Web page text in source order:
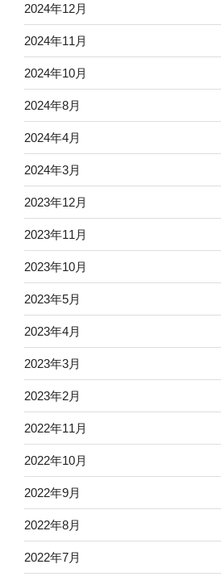
2024年12月
2024年11月
2024年10月
2024年8月
2024年4月
2024年3月
2023年12月
2023年11月
2023年10月
2023年5月
2023年4月
2023年3月
2023年2月
2022年11月
2022年10月
2022年9月
2022年8月
2022年7月